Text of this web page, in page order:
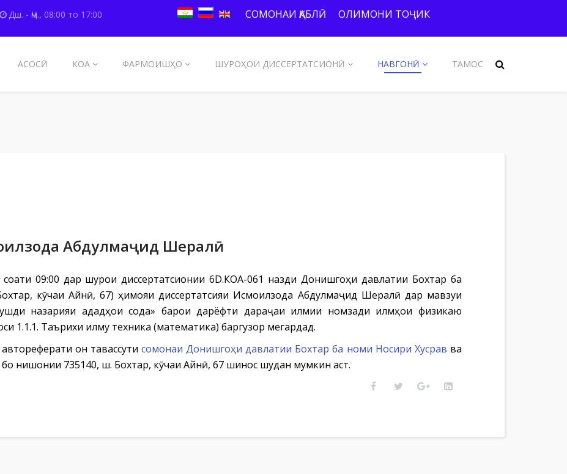
Дш. - Ҷм., 08:00 то 17:00 СОМОНАИ ҚАБЛӢ ОЛИМОНИ ТОҶИК
АСОСӢ КОА ФАРМОИШҲО ШУРОҲОИ ДИССЕРТАТСИОНӢ НАВГОНӢ ТАМОС
Абдулмаҷид Шералӣ
соати 09:00 дар шурои диссертатсионии 6D.КОА-061 назди Донишгоҳи давлатии Бохтар ба
кӯчаи Айнӣ, 67) ҳимояи диссертатсияи Исмоилзода Абдулмаҷид Шералӣ дар мавзуи
назарияи ададҳои сода» барои дарёфти дараҷаи илмии номзади илмҳои физикаю
1.1.1. Таърихи илму техника (математика) баргузор мегардад.
он тавассути сомонаи Донишгоҳи давлатии Бохтар ба номи Носири Хусрав ва
нишонии 735140, ш. Бохтар, кӯчаи Айнӣ, 67 шинос шудан мумкин аст.